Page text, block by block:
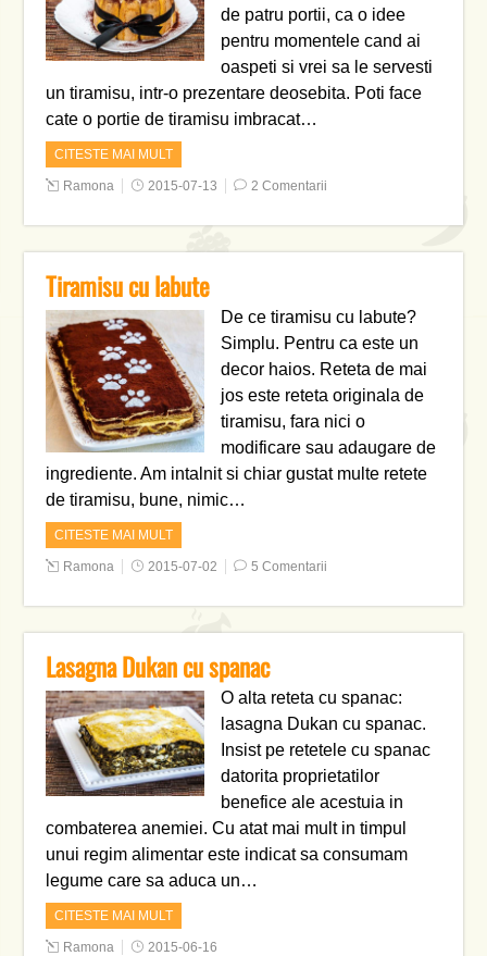
de patru portii, ca o idee
pentru momentele cand ai
oaspeti si vrei sa le servesti
un tiramisu, intr-o prezentare deosebita. Poti face
cate o portie de tiramisu imbracat…
CITESTE MAI MULT
Ramona 2015-07-13 2 Comentarii
Tiramisu cu labute
De ce tiramisu cu labute?
Simplu. Pentru ca este un
decor haios. Reteta de mai
jos este reteta originala de
tiramisu, fara nici o
modificare sau adaugare de
ingrediente. Am intalnit si chiar gustat multe retete
de tiramisu, bune, nimic…
CITESTE MAI MULT
Ramona 2015-07-02 5 Comentarii
Lasagna Dukan cu spanac
O alta reteta cu spanac:
lasagna Dukan cu spanac.
Insist pe retetele cu spanac
datorita proprietatilor
benefice ale acestuia in
combaterea anemiei. Cu atat mai mult in timpul
unui regim alimentar este indicat sa consumam
legume care sa aduca un…
CITESTE MAI MULT
Ramona 2015-06-16